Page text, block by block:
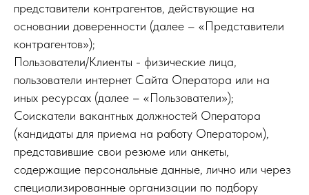
представители контрагентов, действующие на
основании доверенности (далее – «Представители
контрагентов»);
Пользователи/Клиенты - физические лица,
пользователи интернет Сайта Оператора или на
иных ресурсах (далее – «Пользователи»);
Соискатели вакантных должностей Оператора
(кандидаты для приема на работу Оператором),
представившие свои резюме или анкеты,
содержащие персональные данные, лично или через
специализированные организации по подбору